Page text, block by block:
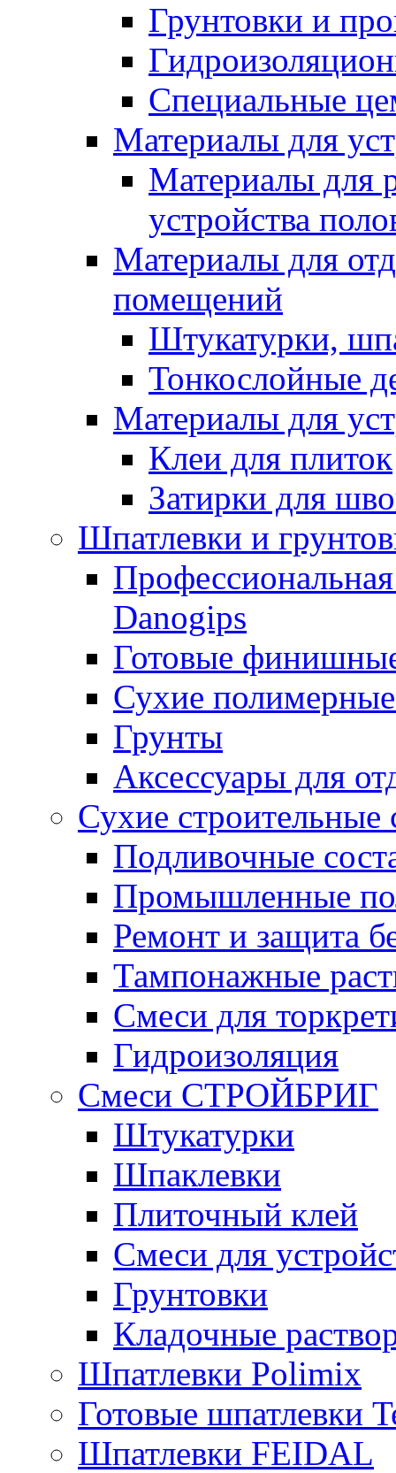
Грунтовки и
Специальные
Материалы для
Материалы для
устройства
Материалы для
помещений
Штукатурки,
Тонкослойные
Материалы для
Клеи для плиток
Затирки для
Шпатлевки и
Danogips
Готовые
Сухие
Грунты
Аксессуары для
Сухие строительные
Подливочные
Промышленные
Ремонт и защита
Тампонажные
Смеси для
Гидроизоляция
Смеси СТРОЙБРИГ
Штукатурки
Шпаклевки
Плиточный клей
Смеси для
Грунтовки
Кладочные
Шпатлевки Polimix
Готовые шпатлевки
Шпатлевки FEIDAL